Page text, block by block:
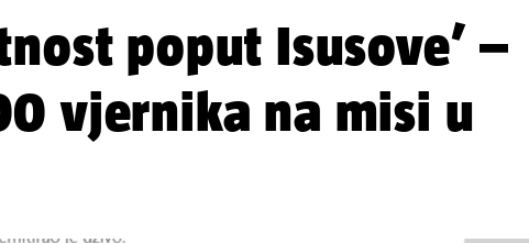
poput Isusove’ –
vjernika na misi u